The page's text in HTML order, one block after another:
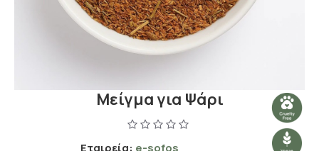
Μείγμα για Ψάρι
Εταιρεία: e-sofos